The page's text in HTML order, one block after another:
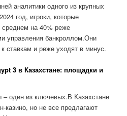
аналитики одного из крупных
год, игроки, которые
на 40% реже
управления банкроллом.Они
ставкам и реже уходят в минус.
3 в Казахстане: площадки и
один из ключевых.В Казахстане
казино, но не все предлагают